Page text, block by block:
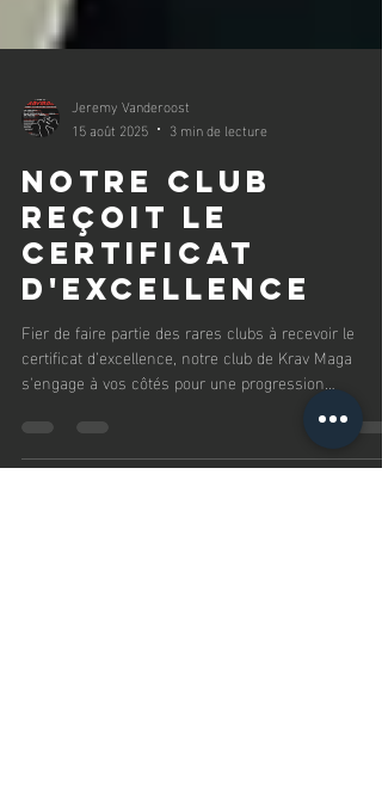
Jeremy Vanderoost
15 août 2025
3 min de lecture
Notre club
reçoit le
certificat
d'Excellence
Fier de faire partie des rares clubs à recevoir le
certificat d’excellence, notre club de Krav Maga
authentique. Objectifs, rigueur, accès aux cours